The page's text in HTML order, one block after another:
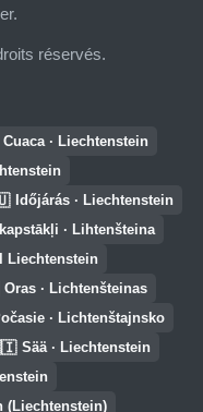
réservés.
Cuaca · Liechtenstein
Időjárás · Liechtenstein
· Lihtenšteina
Liechtenstein
Oras · Lichtenšteinas
· Lichtenštajnsko
Sää · Liechtenstein
(Liechtenstein)